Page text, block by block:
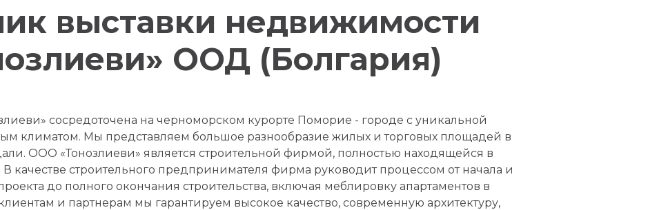
выставки недвижимости
ООД (Болгария)
сосредоточена на черноморском курорте Поморие - городе с уникальной
климатом. Мы представляем большое разнообразие жилых и торговых площадей в
ООО «Тонозлиеви» является строительной фирмой, полностью находящейся в
качестве строительного предпринимателя фирма руководит процессом от начала и
до полного окончания строительства, включая меблировку апартаментов в
и партнерам мы гарантируем высокое качество, современную архитектуру,